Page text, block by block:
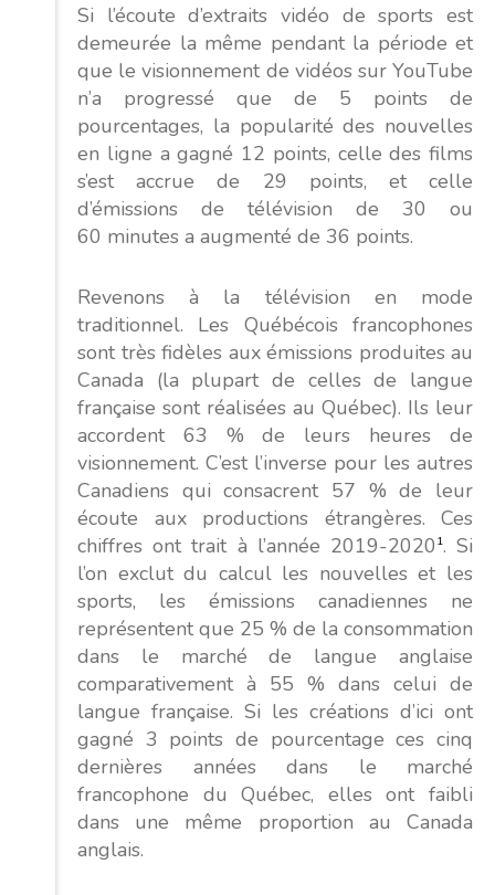
Si l’écoute d’extraits vidéo de sports est
demeurée la même pendant la période et
que le visionnement de vidéos sur YouTube
n’a progressé que de 5 points de
pourcentages, la popularité des nouvelles
en ligne a gagné 12 points, celle des films
s’est accrue de 29 points, et celle
d’émissions de télévision de 30 ou
60 minutes a augmenté de 36 points.
Revenons à la télévision en mode
traditionnel. Les Québécois francophones
sont très fidèles aux émissions produites au
Canada (la plupart de celles de langue
française sont réalisées au Québec). Ils leur
accordent 63 % de leurs heures de
visionnement. C’est l’inverse pour les autres
Canadiens qui consacrent 57 % de leur
écoute aux productions étrangères. Ces
chiffres ont trait à l’année 2019-2020 1. Si
l’on exclut du calcul les nouvelles et les
sports, les émissions canadiennes ne
représentent que 25 % de la consommation
dans le marché de langue anglaise
comparativement à 55 % dans celui de
langue française. Si les créations d’ici ont
gagné 3 points de pourcentage ces cinq
dernières années dans le marché
francophone du Québec, elles ont faibli
dans une même proportion au Canada
anglais.